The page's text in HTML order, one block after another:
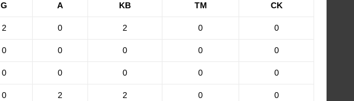
G A KB TM CK
2 0 2 0 0
0 0 0 0 0
0 0 0 0 0
0 2 2 0 0